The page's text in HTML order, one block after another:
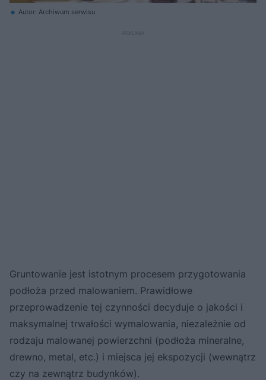
Autor: Archiwum serwisu
Gruntowanie jest istotnym procesem przygotowania
podłoża przed malowaniem. Prawidłowe
przeprowadzenie tej czynności decyduje o jakości i
maksymalnej trwałości wymalowania, niezależnie od
rodzaju malowanej powierzchni (podłoża mineralne,
drewno, metal, etc.) i miejsca jej ekspozycji (wewnątrz
czy na zewnątrz budynków).